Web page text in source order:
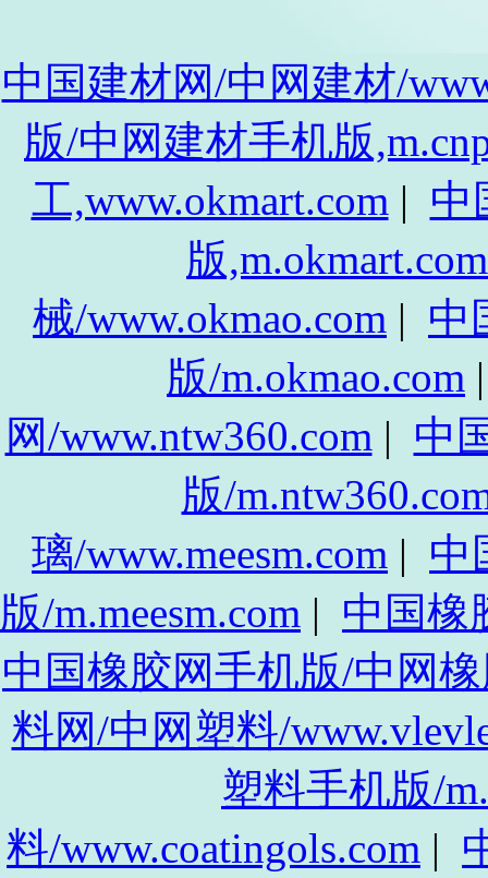
中国建材网/中网建材/
版/中网建材手机版
工,www.okmart.com | 中
版,m.okmart.com
械/www.okmao.com | 中
版/m.okmao.com
网/www.ntw360.com | 中
版/
璃/www.meesm.com | 中
版/m.meesm.com | 中国橡
中国橡胶网手机版/中网
料网/中网塑料/
塑料手机版/
料/www.coatingols.com |